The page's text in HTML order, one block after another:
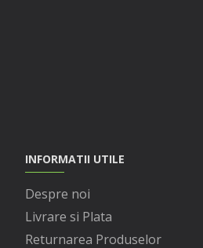
INFORMATII UTILE
Despre noi
Livrare si Plata
Returnarea Produselor